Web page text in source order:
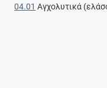
04.01 Αγχολυτικά